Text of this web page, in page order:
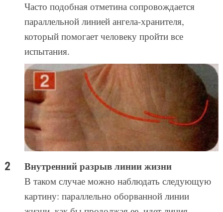
Часто подобная отметина сопровождается
параллельной линией ангела-хранителя,
который помогает человеку пройти все
испытания.
Внутренний разрыв линии жизни
В таком случае можно наблюдать следующую
картину: параллельно оборванной линии